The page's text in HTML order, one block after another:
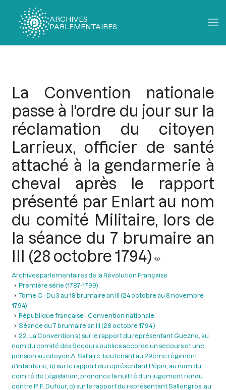
ARCHIVES
PARLEMENTAIRES
La Convention nationale
passe à l'ordre du jour sur la
réclamation du citoyen
Larrieux, officier de santé
attaché à la gendarmerie à
cheval après le rapport
présenté par Enlart au nom
du comité Militaire, lors de
la séance du 7 brumaire an
III (28 octobre 1794)
Archives parlementaires de la Révolution Française
Première série (1787-1799)
Tome C - Du 3 au 18 brumaire an III (24 octobre au 8 novembre
1794)
République française - Convention nationale
Séance du 7 brumaire an III (28 octobre 1794 )
22. La Convention a) sur le rapport du représentant Guezno, au
nom du comité des Secours publics accorde un secours et une
pension au citoyen A. Sallaire, lieutenant au 29ème régiment
d’infanterie, b) sur le rapport du représentant Pépin, au nom du
comité de Législation, prononce la nullité d’un jugement rendu
contre P. F. Dufour, c) sur le rapport du représentant Sallengros, au